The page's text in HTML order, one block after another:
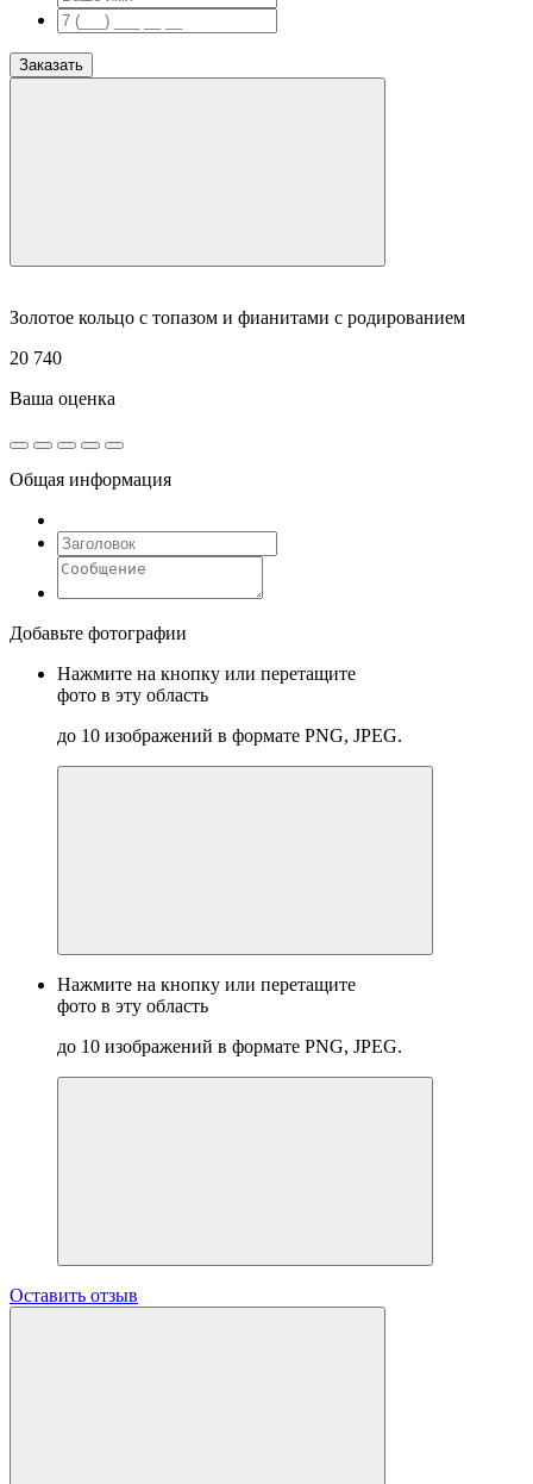
Заказать
Золотое кольцо с топазом и фианитами с родированием
20 740
Ваша оценка
Общая информация
Добавьте фотографии
Нажмите на кнопку или перетащите
фото в эту область
до 10 изображений в формате PNG, JPEG.
Нажмите на кнопку или перетащите
фото в эту область
до 10 изображений в формате PNG, JPEG.
Оставить отзыв